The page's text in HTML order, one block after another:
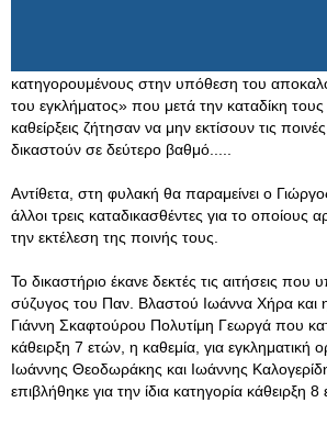
κατηγορουμένους στην υπόθεση του
του εγκλήματος» που μετά την καταδίκη
καθείρξεις ζήτησαν να μην εκτίσουν τις
δικαστούν σε δεύτερο βαθμό.....
Αντίθετα, στη φυλακή θα παραμείνει ο
άλλοι τρεις καταδικασθέντες για το οποίους
την εκτέλεση της ποινής τους.
Το δικαστήριο έκανε δεκτές τις αιτήσεις
σύζυγος του Παν. Βλαστού Ιωάννα Χήρα και
Γιάννη Σκαφτούρου Πολυτίμη Γεωργά που
κάθειρξη 7 ετών, η καθεμία, για εγκληματική
Ιωάννης Θεοδωράκης και Ιωάννης
επιβλήθηκε για την ίδια κατηγορία κάθειρξη